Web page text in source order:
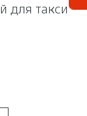
для такси